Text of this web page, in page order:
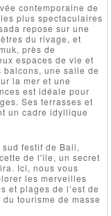
contemporaine de
plus spectaculaires
repose sur une
du rivage, et
près de
espaces de vie et
une salle de
la mer et une
est idéale pour
Ses terrasses et
un cadre idyllique
festif de Bali,
de l'île, un secret
Ici, nous vous
les merveilles
et plages de l’est de
tourisme de masse